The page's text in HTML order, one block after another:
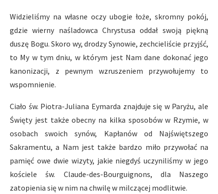
Widzieliśmy na własne oczy ubogie łoże, skromny pokój,
gdzie wierny naśladowca Chrystusa oddał swoją piękną
duszę Bogu. Skoro wy, drodzy Synowie, zechcieliście przyjść,
to My w tym dniu, w którym jest Nam dane dokonać jego
kanonizacji, z pewnym wzruszeniem przywołujemy to
wspomnienie.
Ciało św. Piotra-Juliana Eymarda znajduje się w Paryżu, ale
Święty jest także obecny na kilka sposobów w Rzymie, w
osobach swoich synów, Kapłanów od Najświętszego
Sakramentu, a Nam jest także bardzo miło przywołać na
pamięć owe dwie wizyty, jakie niegdyś uczyniliśmy w jego
kościele św. Claude-des-Bourguignons, dla Naszego
zatopienia się w nim na chwilę w milczącej modlitwie.